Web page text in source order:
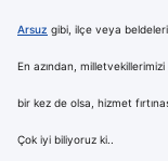
Arsuz gibi, ilçe veya
En azından,
bir kez de olsa, hizmet
Çok iyi biliyoruz ki..